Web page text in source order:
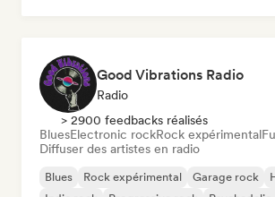
Good Vibrations Radio
Radio
> 2900 feedbacks réalisés
BluesElectronic rockRock expérimental
Diffuser des artistes en radio
Blues Rock expérimental Garage rock